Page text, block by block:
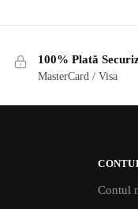
100% Plată
MasterCard / Visa
Contul